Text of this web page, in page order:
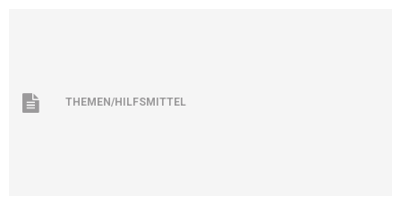
THEMEN/HILFSMITTEL